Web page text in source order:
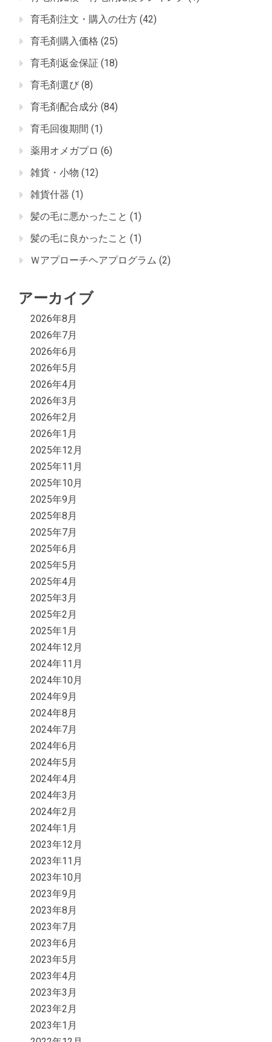
育毛剤注文・購入の仕方 (42)
育毛剤購入価格 (25)
育毛剤返金保証 (18)
育毛剤選び (8)
育毛剤配合成分 (84)
育毛回復期間 (1)
薬用オメガプロ (6)
雑貨・小物 (12)
雑貨什器 (1)
髪の毛に悪かったこと (1)
髪の毛に良かったこと (1)
Ｗアプローチヘアプログラム (2)
アーカイブ
2026年8月
2026年7月
2026年6月
2026年5月
2026年4月
2026年3月
2026年2月
2026年1月
2025年12月
2025年11月
2025年10月
2025年9月
2025年8月
2025年7月
2025年6月
2025年5月
2025年4月
2025年3月
2025年2月
2025年1月
2024年12月
2024年11月
2024年10月
2024年9月
2024年8月
2024年7月
2024年6月
2024年5月
2024年4月
2024年3月
2024年2月
2024年1月
2023年12月
2023年11月
2023年10月
2023年9月
2023年8月
2023年7月
2023年6月
2023年5月
2023年4月
2023年3月
2023年2月
2023年1月